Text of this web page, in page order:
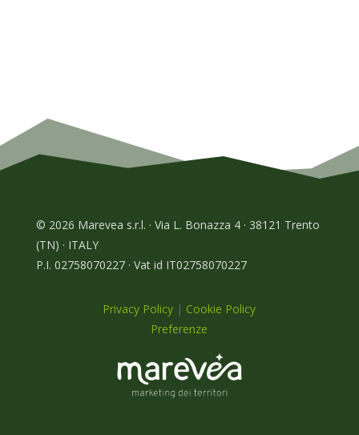
© 2026 Marevea s.r.l. · Via L. Bonazza 4 · 38121 Trento
(TN) · ITALY
P.I. 02758070227 · Vat id IT02758070227
Privacy Policy | Cookie Policy
Preferenze